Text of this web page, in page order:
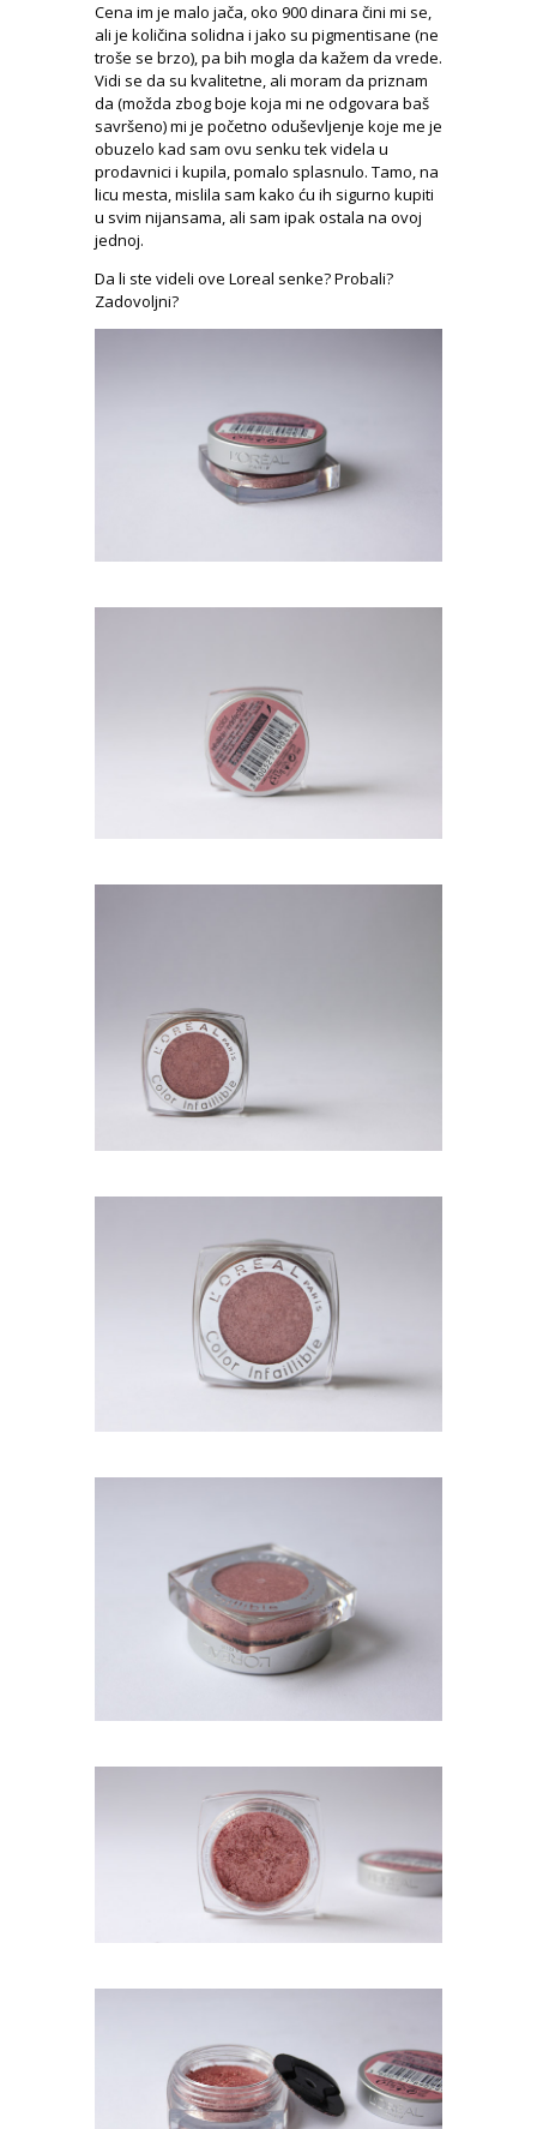
Cena im je malo jača, oko 900 dinara čini mi se,
ali je količina solidna i jako su pigmentisane (ne
troše se brzo), pa bih mogla da kažem da vrede.
Vidi se da su kvalitetne, ali moram da priznam
da (možda zbog boje koja mi ne odgovara baš
savršeno) mi je početno oduševljenje koje me je
obuzelo kad sam ovu senku tek videla u
prodavnici i kupila, pomalo splasnulo. Tamo, na
licu mesta, mislila sam kako ću ih sigurno kupiti
u svim nijansama, ali sam ipak ostala na ovoj
jednoj.
Da li ste videli ove Loreal senke? Probali?
Zadovoljni?